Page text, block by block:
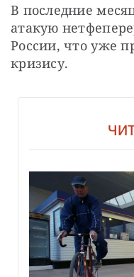
В последние
атакую
России, что уже
кризису.